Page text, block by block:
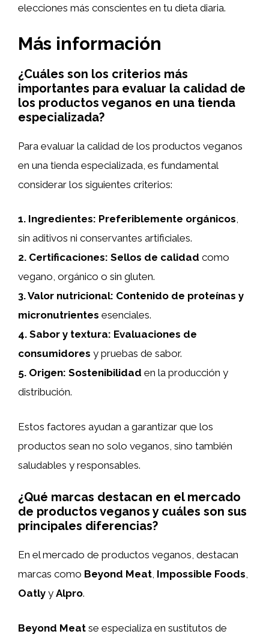
elecciones más conscientes en tu dieta diaria.
Más información
¿Cuáles son los criterios más
importantes para evaluar la calidad de
los productos veganos en una tienda
especializada?
Para evaluar la calidad de los productos veganos
en una tienda especializada, es fundamental
considerar los siguientes criterios:
1. Ingredientes: Preferiblemente orgánicos,
sin aditivos ni conservantes artificiales.
2. Certificaciones: Sellos de calidad como
vegano, orgánico o sin gluten.
3.Valor nutricional: Contenido de proteínas y
micronutrientes esenciales.
4. Sabor y textura: Evaluaciones de
consumidores y pruebas de sabor.
5. Origen: Sostenibilidad en la producción y
distribución.
Estos factores ayudan a garantizar que los
productos sean no solo veganos, sino también
saludables y responsables.
¿Qué marcas destacan en el mercado
de productos veganos y cuáles son sus
principales diferencias?
En el mercado de productos veganos, destacan
marcas como Beyond Meat, Impossible Foods,
Oatly y Alpro.
Beyond Meat se especializa en sustitutos de